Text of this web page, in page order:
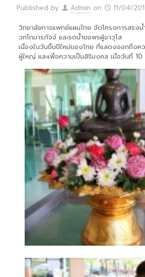
Published by Admin on 11/04/
วิทยาลัยการแพทย์แผนไทย จัดโครงการสรง
วกโกมารภัจจ์ และรดน้ำขอพรผู้อาวุโส
เนื่องในวันขึ้นปีใหม่ของไทย ที่แสดงออกถึงค
ผู้ใหญ่ และเพื่อความเป็นสิริมงคล เมื่อวันที่